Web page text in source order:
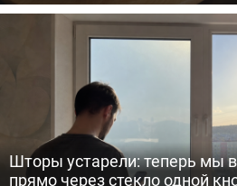
Шторы устарели: теперь мы
прямо через стекло одной